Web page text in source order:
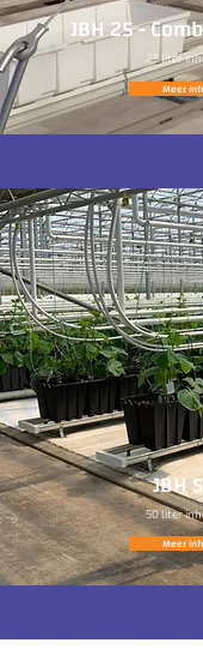
JBH 25 -
25 liter
Meer
JBH
50 liter
Meer